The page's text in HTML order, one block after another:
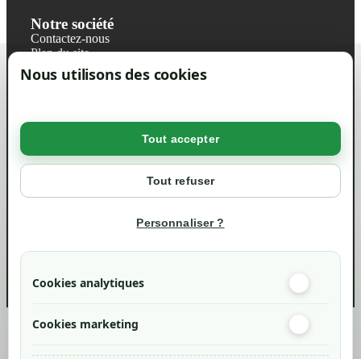
Nous utilisons des cookies
Tout accepter
Tout refuser
Personnaliser ?
Cookies analytiques
Cookies marketing
Notre société
Contactez-nous
Plan du site
Magasin
Mentions légales
Politique de confidentialité RGPD
Votre compte
info@green-tech-shop.com